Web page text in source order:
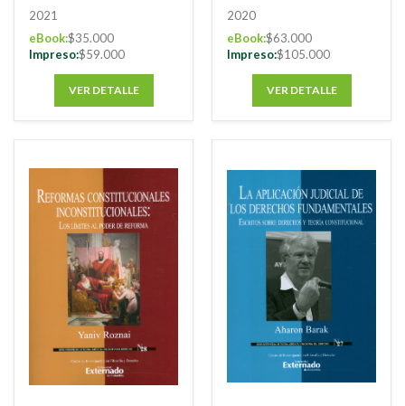
2021
eBook:$35.000
Impreso:$59.000
VER DETALLE
2020
eBook:$63.000
Impreso:$105.000
VER DETALLE